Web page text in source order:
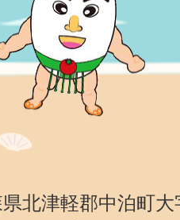
北津軽郡中泊町大